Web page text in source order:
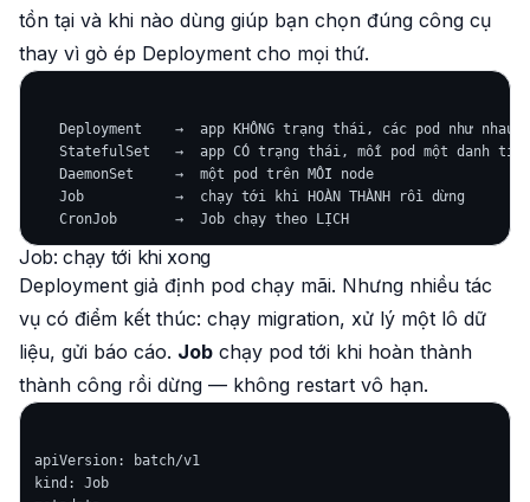
tồn tại và khi nào dùng giúp bạn chọn đúng công cụ
thay vì gò ép Deployment cho mọi thứ.
Deployment    →  app KHÔNG trạng thái, các pod như
StatefulSet   →  app CÓ trạng thái, mỗi pod một danh
DaemonSet     →  một pod trên MỖI node
Job           →  chạy tới khi HOÀN THÀNH rồi dừng
Job: chạy tới khi xong
Deployment giả định pod chạy mãi. Nhưng nhiều tác
vụ có điểm kết thúc: chạy migration, xử lý một lô dữ
liệu, gửi báo cáo. Job chạy pod tới khi hoàn thành
thành công rồi dừng — không restart vô hạn.
apiVersion: batch/v1
kind: Job